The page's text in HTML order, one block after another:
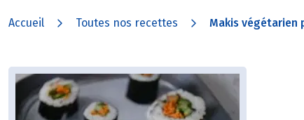
Accueil Toutes nos recettes Makis végétarien